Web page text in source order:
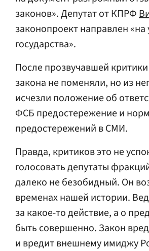
законов». Депутат от КПРФ
законопроект направлен
государства».
После прозвучавшей
закона не поменяли, но из
исчезли положение об
ФСБ предостережение и
предостережений в СМИ.
Правда, критиков это не
голосовать депутаты
далеко не безобидный. Он
временах нашей истории.
за какое-то действие, а о
быть совершенно. Закон
и вредит внешнему имиджу